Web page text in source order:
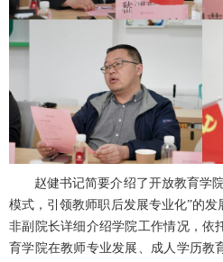
赵健书记简要介绍了开放教育学
模式，引领教师职后发展专业化”的
非副院长详细介绍学院工作情况，依
育学院在教师专业发展、成人学历教